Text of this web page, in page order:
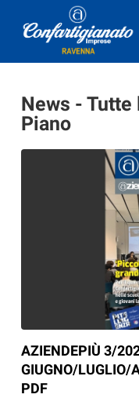
News -
Piano
AZIENDEPIÙ 3/
GIUGNO/LUGLIO/
PDF